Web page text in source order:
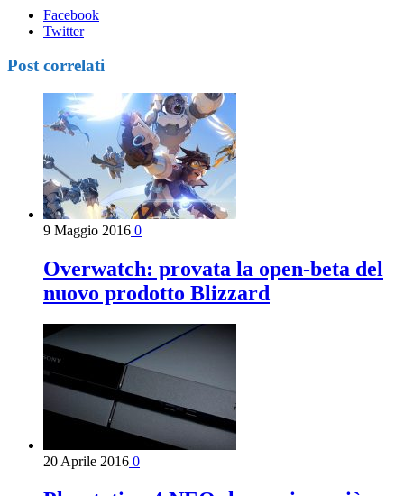
Facebook
Twitter
Post correlati
9 Maggio 2016 0
Overwatch: provata la open-beta del
nuovo prodotto Blizzard
20 Aprile 2016 0